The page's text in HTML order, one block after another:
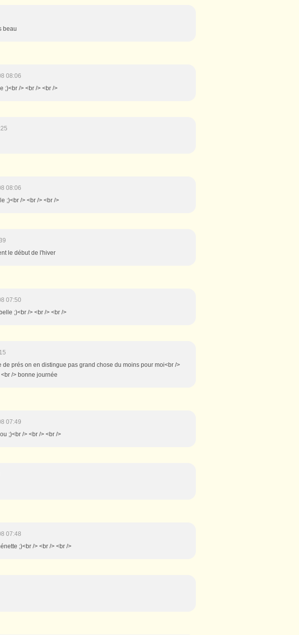
beau
08:06
;)<br /> <br /> <br />
08:06
;)<br /> <br /> <br />
le début de l'hiver
07:50
;)<br /> <br /> <br />
de prés on en distingue pas grand chose du moins pour moi<br />
/> bonne journée
07:49
;)<br /> <br /> <br />
07:48
;)<br /> <br /> <br />